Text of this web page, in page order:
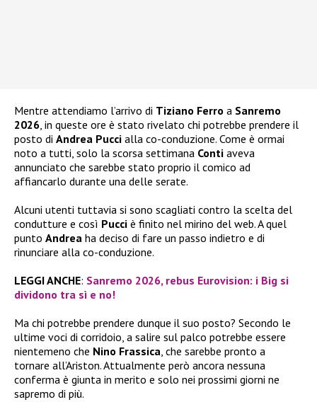
Mentre attendiamo l’arrivo di Tiziano Ferro a Sanremo
2026, in queste ore è stato rivelato chi potrebbe prendere il
posto di Andrea Pucci alla co-conduzione. Come è ormai
noto a tutti, solo la scorsa settimana Conti aveva
annunciato che sarebbe stato proprio il comico ad
affiancarlo durante una delle serate.
Alcuni utenti tuttavia si sono scagliati contro la scelta del
condutture e così Pucci è finito nel mirino del web. A quel
punto Andrea ha deciso di fare un passo indietro e di
rinunciare alla co-conduzione.
LEGGI ANCHE: Sanremo 2026, rebus Eurovision: i Big si
dividono tra sì e no!
Ma chi potrebbe prendere dunque il suo posto? Secondo le
ultime voci di corridoio, a salire sul palco potrebbe essere
nientemeno che Nino Frassica, che sarebbe pronto a
tornare all’Ariston. Attualmente però ancora nessuna
conferma è giunta in merito e solo nei prossimi giorni ne
sapremo di più.